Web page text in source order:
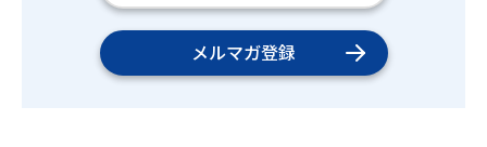
メルマガ登録